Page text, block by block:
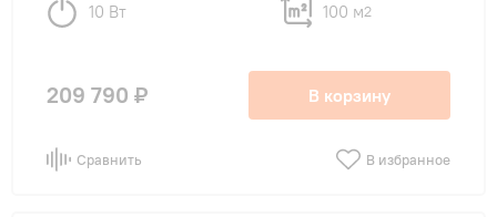
10 Вт 100 м2
209 790 ₽ В корзину
Сравнить В избранное